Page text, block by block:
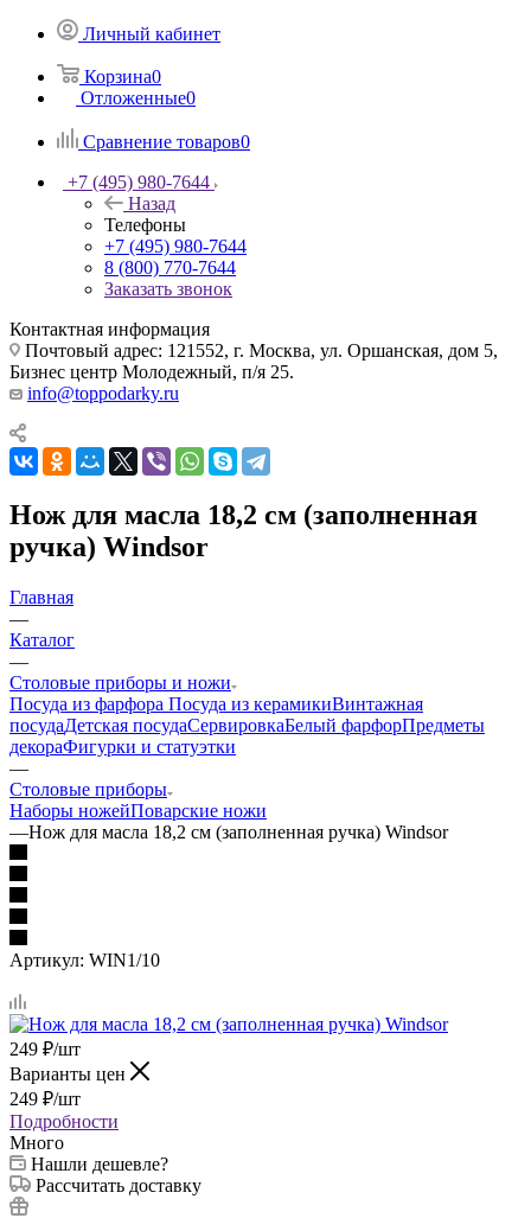
Личный кабинет
Корзина0
Отложенные0
Сравнение товаров0
+7 (495) 980-7644
Назад
Телефоны
+7 (495) 980-7644
8 (800) 770-7644
Заказать звонок
Контактная информация
Почтовый адрес: 121552, г. Москва, ул. Оршанская, дом 5,
Бизнес центр Молодежный, п/я 25.
info@toppodarky.ru
Нож для масла 18,2 см (заполненная
ручка) Windsor
Главная
—
Каталог
—
Столовые приборы и ножи
Посуда из фарфора Посуда из керамикиВинтажная
посудаДетская посудаСервировкаБелый фарфорПредметы
декораФигурки и статуэтки
—
Столовые приборы
Наборы ножейПоварские ножи
—Нож для масла 18,2 см (заполненная ручка) Windsor
Артикул: WIN1/10
249 ₽/шт
Варианты цен
249 ₽/шт
Подробности
Много
Нашли дешевле?
Рассчитать доставку